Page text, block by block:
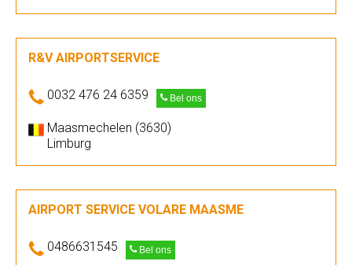
R&V AIRPORTSERVICE
0032 476 24 6359 Bel ons
Maasmechelen (3630)
Limburg
AIRPORT SERVICE VOLARE MAASME
0486631545 Bel ons